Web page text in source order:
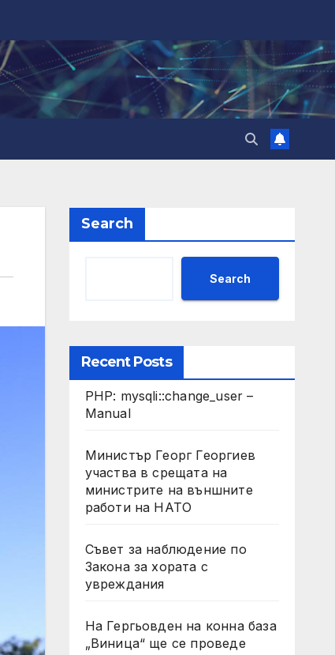
Search
Search
Recent Posts
PHP: mysqli::change_user –
Manual
Министър Георг Георгиев
участва в срещата на
министрите на външните
работи на НАТО
Съвет за наблюдение по
Закона за хората с
увреждания
На Гергьовден на конна база
„Виница“ ще се проведе